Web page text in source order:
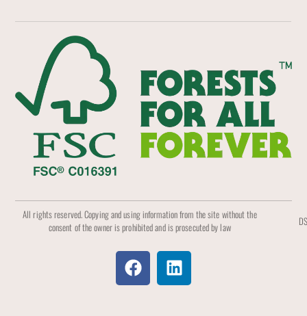
All rights reserved. Copying and using information from the site without the
consent of the owner is prohibited and is prosecuted by law